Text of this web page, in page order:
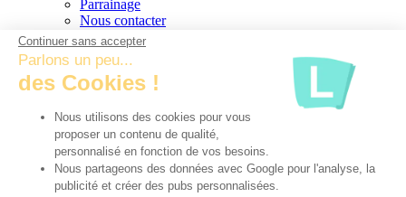
Continuer sans accepter
Parlons un peu...
des Cookies !
Nous utilisons des cookies pour vous
proposer un contenu de qualité,
personnalisé en fonction de vos besoins.
Nous partageons des données avec Google pour l'analyse, la
publicité et créer des pubs personnalisées.
Parrainage
Nous contacter
Conseiller dédié
Plan du site
Informations legales
CGU
Cookies